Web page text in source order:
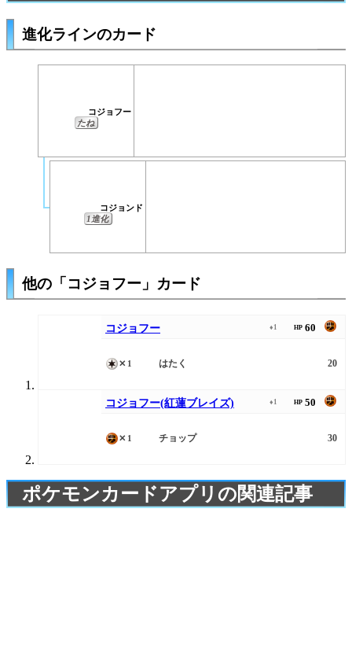
進化ラインのカード
コジョフー
たね
コジョンド
1進化
他の「コジョフー」カード
コジョフー ♦1 HP 60
✕1 はたく 20
コジョフー(紅蓮ブレイズ) ♦1 HP 50
✕1 チョップ 30
ポケモンカードアプリの関連記事